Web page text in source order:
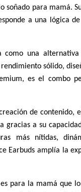
soñado para mamá.
a una lógica
como una
sólido,
es el combo
de contenido,
gracias a su
más nítidas,
Earbuds amplía la
es para la mamá que